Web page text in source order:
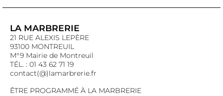
LA MARBRERIE
21 RUE ALEXIS LEPÈRE
93100 MONTREUIL
M°9 Mairie de Montreuil
TÉL. : 01 43 62 71 19
contact(@)lamarbrerie.fr
ÊTRE PROGRAMMÉ À LA MARBRERIE